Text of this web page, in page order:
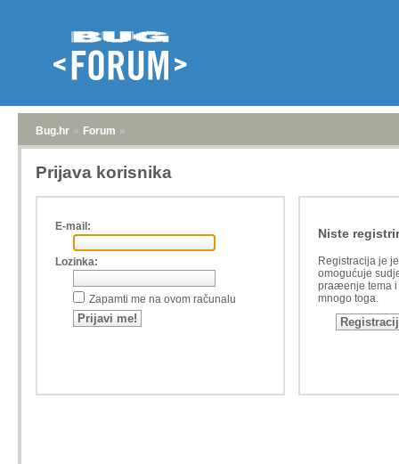
Bug.hr » Forum »
Prijava korisnika
E-mail:
Lozinka:
Zapamti me na ovom računalu
Niste
Registracija je
omogućuje
praæenje tema i
mnogo toga.